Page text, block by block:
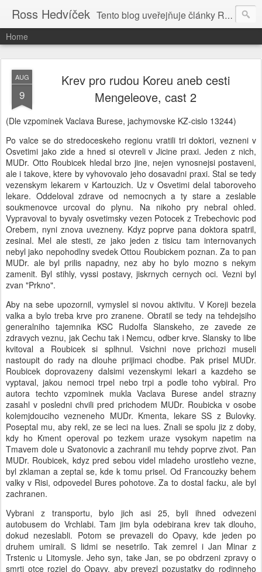
Ross Hedvíček Tento blog uveřejňuje články Ross Hedvíčka v češtině (pokud budu mit naladu) - s editacni pomoci Ludvika Dedika.
Home
AUG
9
Krev pro rudou Koreu aneb cesti
Mengeleove, cast 2
(Dle vzpominek Vaclava Burese, jachymovske KZ-cislo 13244)
Po valce se do stredoceskeho regionu vratili tri doktori, vezneni v
Osvetimi jako zide a hned si otevreli v Jicine praxi. Jeden z nich,
MUDr. Otto Roubicek hledal brzo jine, nejen vynosnejsi postaveni,
ale i takove, ktere by vyhovovalo jeho dosavadni praxi. Stal se tedy
vezenskym lekarem v Kartouzich. Uz v Osvetimi delal taboroveho
lekare. Oddeloval zdrave od nemocnych a ty stare a zeslable
soukmenovce urcoval do plynu. Na nikoho pry nebral ohled.
Vypravoval to byvaly osvetimsky vezen Potocek z Trebechovic pod
Orebem, nyni znova uvezneny. Kdyz poprve pana doktora spatril,
zesinal. Mel ale stesti, ze jako jeden z tisicu tam internovanych
nebyl jako nepohodlny svedek Ottou Roubickem poznan. Za to pan
MUDr. ale byl prilis napadny, nez aby ho bylo mozno s nekym
zamenit. Byl stihly, vyssi postavy, jiskrnych cernych oci. Vezni byl
zvan "Prkno".
Aby na sebe upozornil, vymyslel si novou aktivitu. V Koreji bezela
valka a bylo treba krve pro zranene. Obratil se tedy na tehdejsiho
generalniho tajemnika KSC Rudolfa Slanskeho, ze zavede ze
zdravych veznu, jak Cechu tak i Nemcu, odber krve. Slansky to libe
kvitoval a Roubicek si splhnul. Vsichni nove prichozi museli
nastoupit do rady na dlouhe prijimaci chodbe. Pak prisel MUDr.
Roubicek doprovazeny dalsimi vezenskymi lekari a kazdeho se
vyptaval, jakou nemoci trpel nebo trpi a podle toho vybiral. Pro
autora techto vzpominek mukla Vaclava Burese andel strazny
zasahl v posledni chvili pred prichodem MUDr. Roubicka v osobe
kolemjdouciho vezneneho MUDr. Kmenta, lekare SS z Bulovky.
Poseptal mu, aby rekl, ze se leci na lues. Znali se spolu jiz z doby,
kdy ho Kment operoval po tezkem uraze vysokym napetim na
Tmavem dole u Svatonovic a zachranil mu tehdy poprve zivot. Pan
MUDr. Roubicek, kdyz pred sebou videl mladeho urostleho vezne,
byl zklaman a zeptal se, kde k tomu prisel. Od Francouzky behem
valky v Risi, odpovedel Bures pohotove. Za to dostal facku, ale byl
zachranen.
Vybrani z transportu, bylo jich asi 25, byli ihned odvezeni
autobusem do Vrchlabi. Tam jim byla odebirana krev tak dlouho,
dokud nezeslabli. Potom se prevazeli do Opavy, kde jeden po
druhem umirali. S lidmi se nesetrilo. Tak zemrel i Jan Minar z
Trstenic u Litomysle. Jeho syn, take Jan, se po obdrzeni zpravy o
smrti otce rozjel do Opavy, aby prevezl pozustatky do rodinneho